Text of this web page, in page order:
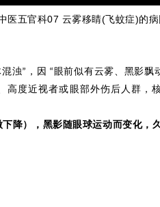
医五官科07 云雾移睛(飞蚊症)的
浊” ，因 “ 眼前似有云雾、黑影飘
高度近视者或眼部外伤后人群，
降），黑影随眼球运动而变化，